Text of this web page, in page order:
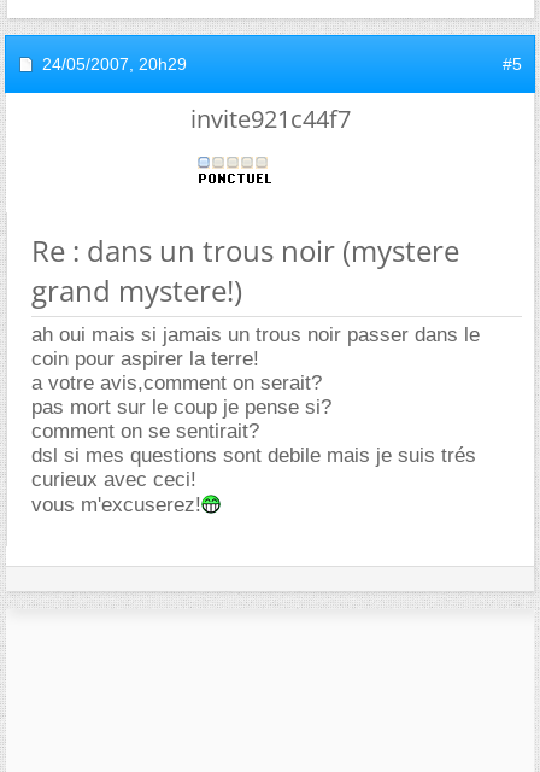
24/05/2007, 20h29 #5
invite921c44f7
Re : dans un trous noir (mystere
grand mystere!)
ah oui mais si jamais un trous noir passer dans le
coin pour aspirer la terre!
a votre avis,comment on serait?
pas mort sur le coup je pense si?
comment on se sentirait?
dsl si mes questions sont debile mais je suis trés
curieux avec ceci!
vous m'excuserez!